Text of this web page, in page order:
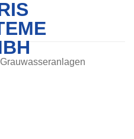
Grauwasseranlagen